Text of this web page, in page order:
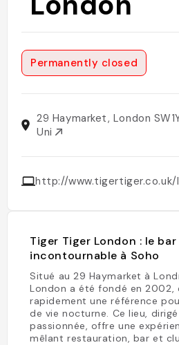
Permanently closed
29 Haymarket, London
Uni
http://
Tiger Tiger London : le
incontournable à Soho
Situé au 29 Haymarket à
London a été fondé en 2002,
rapidement une référence
de vie nocturne. Ce lieu,
passionnée, offre une
mêlant restauration, bar et